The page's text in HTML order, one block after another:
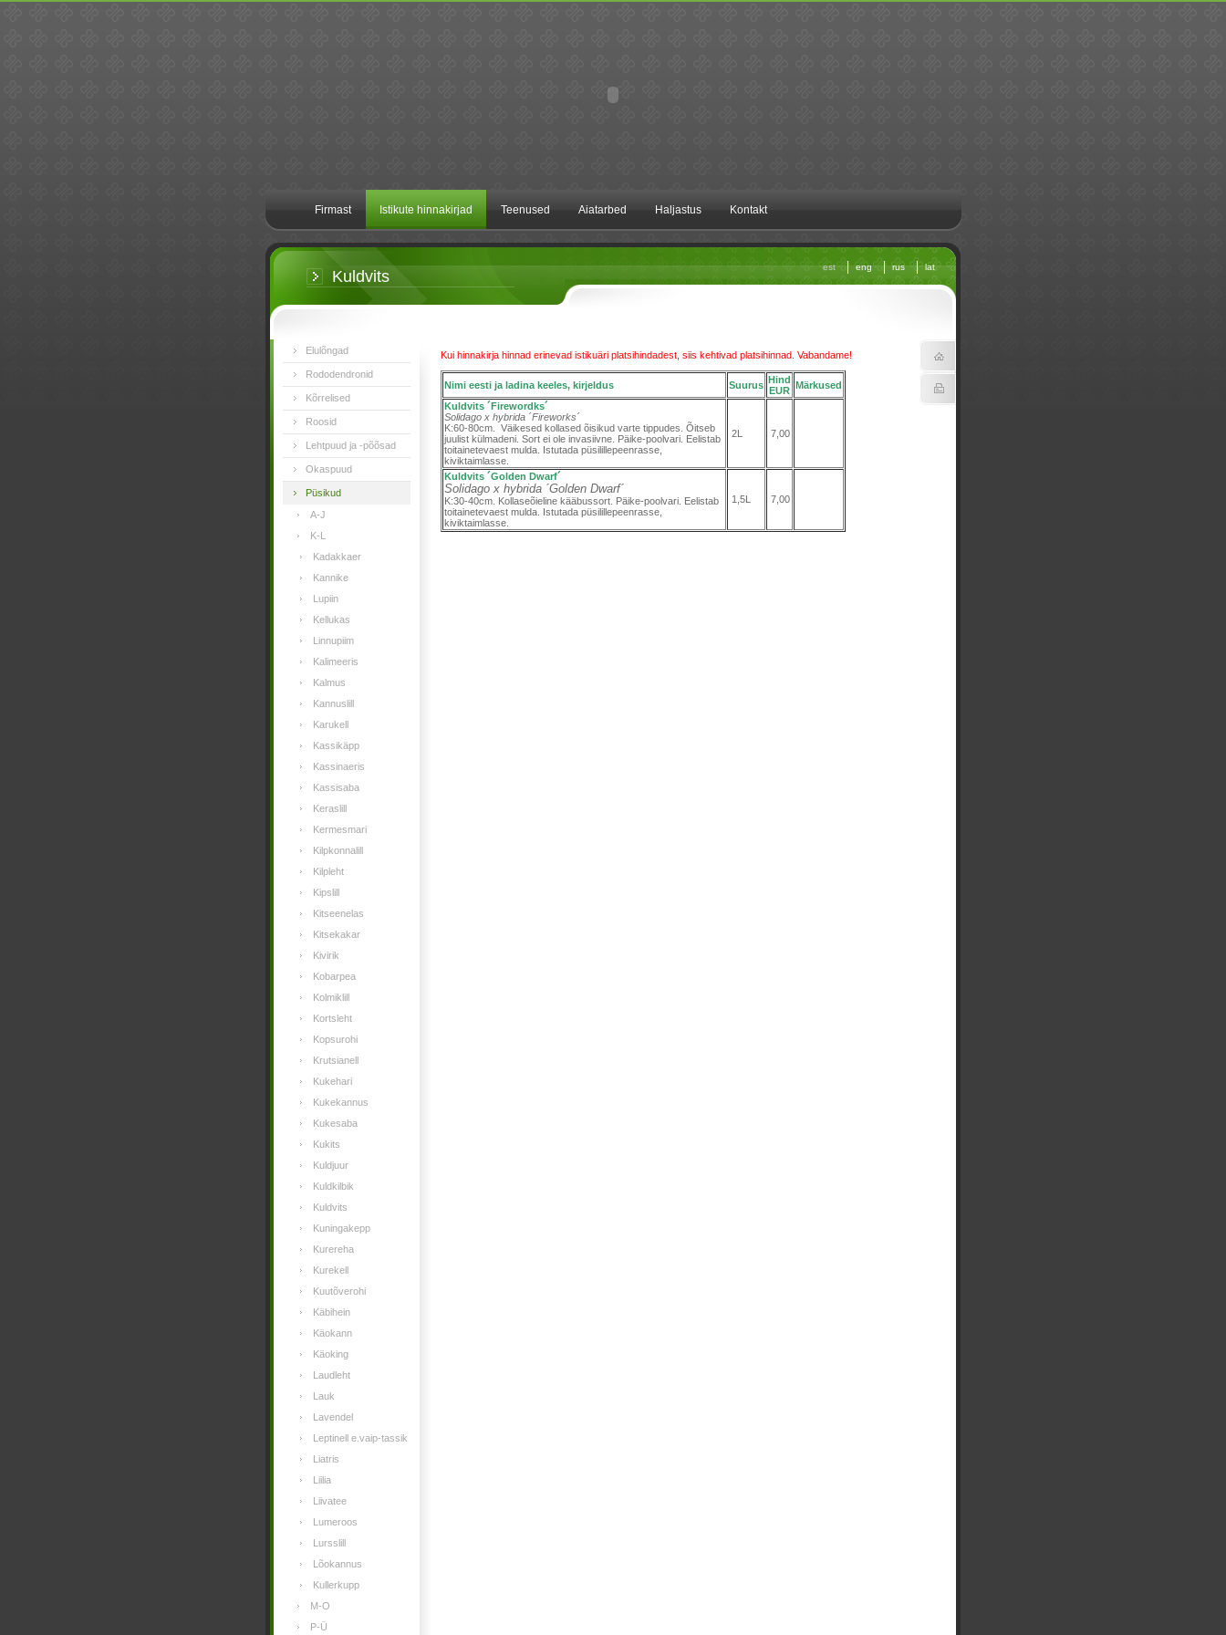
Firmast Istikute hinnakirjad Teenused Aiatarbed Haljastus Kontakt
Kuldvits
est eng rus lat
Elulõngad
Rododendronid
Kõrrelised
Roosid
Lehtpuud ja -põõsad
Okaspuud
Püsikud
A-J
K-L
Kadakkaer
Kannike
Lupiin
Kellukas
Linnupiim
Kalimeeris
Kalmus
Kannuslill
Karukell
Kassikäpp
Kassinaeris
Kassisaba
Keraslill
Kermesmari
Kilpkonnalill
Kilpleht
Kipslill
Kitseenelas
Kitsekakar
Kivirik
Kobarpea
Kolmiklill
Kortsleht
Kopsurohi
Krutsianell
Kukehari
Kukekannus
Kukesaba
Kukits
Kuldjuur
Kuldkilbik
Kuldvits
Kuningakepp
Kurereha
Kurekell
Kuutõverohi
Käbihein
Käokann
Käoking
Laudleht
Lauk
Lavendel
Leptinell e.vaip-tassik
Liatris
Liilia
Liivatee
Lumeroos
Lursslill
Lõokannus
Kullerkupp
M-O
P-Ü
Kui hinnakirja hinnad erinevad istikuäri platsihindadest, siis kehtivad platsihinnad. Vabandame!
Nimi eesti ja ladina keeles, kirjeldus Suurus Hind
EUR Märkused
Kuldvits ´Firewordks´
Solidago x hybrida ´Fireworks´
K:60-80cm. Väikesed kollased õisikud varte tippudes. Õitseb
juulist külmadeni. Sort ei ole invasiivne. Päike-poolvari. Eelistab
toitainetevaest mulda. Istutada püsilillepeenrasse,
kiviktaimlasse.
2L 7,00
Kuldvits ´Golden Dwarf´
Solidago x hybrida ´Golden Dwarf´
K:30-40cm. Kollaseõieline kääbussort. Päike-poolvari. Eelistab
toitainetevaest mulda. Istutada püsilillepeenrasse,
kiviktaimlasse.
1,5L 7,00